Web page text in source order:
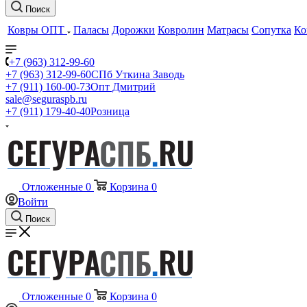
Поиск
Ковры ОПТ Паласы Дорожки Ковролин Матрасы Сопутка
+7 (963) 312-99-60
+7 (963) 312-99-60СПб Уткина Заводь
+7 (911) 160-00-73Опт Дмитрий
sale@seguraspb.ru
+7 (911) 179-40-40Розница
Отложенные 0 Корзина 0
Войти
Поиск
Отложенные 0 Корзина 0